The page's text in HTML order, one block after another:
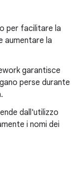
per facilitare la
aumentare la
garantisce
perse durante
dall'utilizzo
i nomi dei